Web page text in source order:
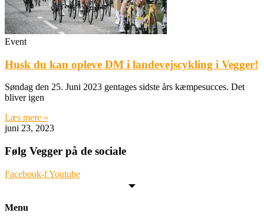
Event
Husk du kan opleve DM i landevejscykling i Vegger!
Søndag den 25. Juni 2023 gentages sidste års kæmpesucces. Det
bliver igen
Læs mere »
juni 23, 2023
Følg Vegger på de sociale
Facebook-fYoutube
Menu